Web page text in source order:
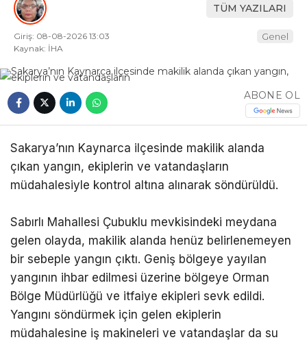
TÜM YAZILARI
Giriş: 08-08-2026 13:03
Kaynak: İHA
Genel
ABONE OL
Sakarya’nın Kaynarca ilçesinde makilik alanda
çıkan yangın, ekiplerin ve vatandaşların
müdahalesiyle kontrol altına alınarak söndürüldü.
Sabırlı Mahallesi Çubuklu mevkisindeki meydana
gelen olayda, makilik alanda henüz belirlenemeyen
bir sebeple yangın çıktı. Geniş bölgeye yayılan
yangının ihbar edilmesi üzerine bölgeye Orman
Bölge Müdürlüğü ve itfaiye ekipleri sevk edildi.
Yangını söndürmek için gelen ekiplerin
müdahalesine iş makineleri ve vatandaşlar da su